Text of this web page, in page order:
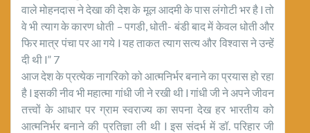
वाले मोहनदास ने देखा की देश के मूल आदमी के पास लंगोटी भर है l तो
वे भी त्याग के कारण धोती – पगडी, धोती- बंडी बाद में केवल धोती और
फिर मात्र पंचा पर आ गये l यह ताकत त्याग सत्य और विश्वास ने उन्हें
दी थी l” 7
आज देश के प्रत्येक नागरिको को आत्मनिर्भर बनाने का प्रयास हो रहा
है l इसकी नीव भी महात्मा गांधी जी ने रखी थी l गांधी जी ने अपने जीवन
तत्त्वों के आधार पर ग्राम स्वराज्य का सपना देख हर भारतीय को
आत्मनिर्भर बनाने की प्रतिज्ञा ली थी l इस संदर्भ में डॉ. परिहार जी